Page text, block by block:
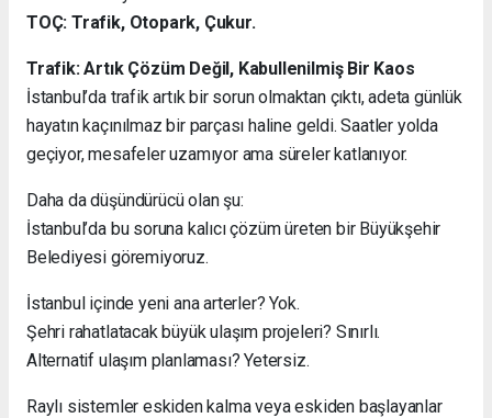
TOÇ: Trafik, Otopark, Çukur.
Trafik: Artık Çözüm Değil, Kabullenilmiş Bir Kaos
İstanbul’da trafik artık bir sorun olmaktan çıktı, adeta günlük
hayatın kaçınılmaz bir parçası haline geldi. Saatler yolda
geçiyor, mesafeler uzamıyor ama süreler katlanıyor.
Daha da düşündürücü olan şu:
İstanbul’da bu soruna kalıcı çözüm üreten bir Büyükşehir
Belediyesi göremiyoruz.
İstanbul içinde yeni ana arterler? Yok.
Şehri rahatlatacak büyük ulaşım projeleri? Sınırlı.
Alternatif ulaşım planlaması? Yetersiz.
Raylı sistemler eskiden kalma veya eskiden başlayanlar